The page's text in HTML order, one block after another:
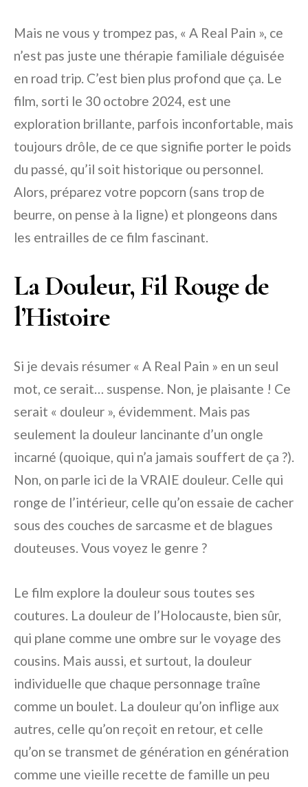
Mais ne vous y trompez pas, « A Real Pain », ce
n’est pas juste une thérapie familiale déguisée
en road trip. C’est bien plus profond que ça. Le
film, sorti le 30 octobre 2024, est une
exploration brillante, parfois inconfortable, mais
toujours drôle, de ce que signifie porter le poids
du passé, qu’il soit historique ou personnel.
Alors, préparez votre popcorn (sans trop de
beurre, on pense à la ligne) et plongeons dans
les entrailles de ce film fascinant.
La Douleur, Fil Rouge de
l’Histoire
Si je devais résumer « A Real Pain » en un seul
mot, ce serait… suspense. Non, je plaisante ! Ce
serait « douleur », évidemment. Mais pas
seulement la douleur lancinante d’un ongle
incarné (quoique, qui n’a jamais souffert de ça ?).
Non, on parle ici de la VRAIE douleur. Celle qui
ronge de l’intérieur, celle qu’on essaie de cacher
sous des couches de sarcasme et de blagues
douteuses. Vous voyez le genre ?
Le film explore la douleur sous toutes ses
coutures. La douleur de l’Holocauste, bien sûr,
qui plane comme une ombre sur le voyage des
cousins. Mais aussi, et surtout, la douleur
individuelle que chaque personnage traîne
comme un boulet. La douleur qu’on inflige aux
autres, celle qu’on reçoit en retour, et celle
qu’on se transmet de génération en génération
comme une vieille recette de famille un peu